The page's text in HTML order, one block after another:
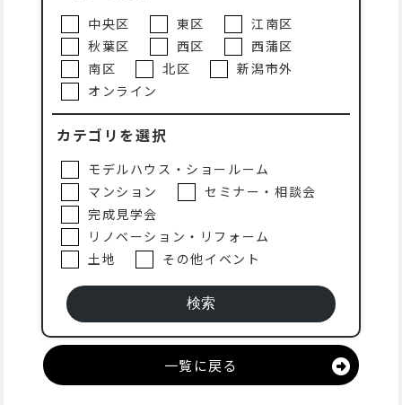
中央区 東区
江南区
秋葉区
西区
西蒲区
南区
北区
新潟市外
オンライン
カテゴリを選択
モデルハウス・ショールーム
マンション
セミナー・相談会
完成見学会
リノベーション・リフォーム
土地
その他イベント
一覧に戻る